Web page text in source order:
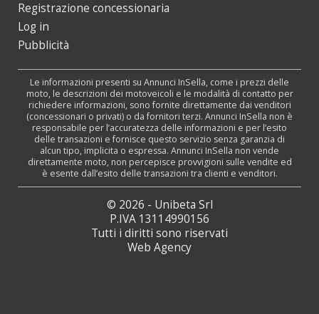
Registrazione concessionaria
Log in
Pubblicità
Le informazioni presenti su Annunci InSella, come i prezzi delle
moto, le descrizioni dei motoveicoli e le modalità di contatto per
richiedere informazioni, sono fornite direttamente dai venditori
(concessionari o privati) o da fornitori terzi. Annunci InSella non è
responsabile per l’accuratezza delle informazioni e per l’esito
delle transazioni e fornisce questo servizio senza garanzia di
alcun tipo, implicita o espressa. Annunci InSella non vende
direttamente moto, non percepisce provvigioni sulle vendite ed
è esente dall’esito delle transazioni tra clienti e venditori.
© 2026 - Unibeta Srl
P.IVA 13114990156
Tutti i diritti sono riservati
Web Agency